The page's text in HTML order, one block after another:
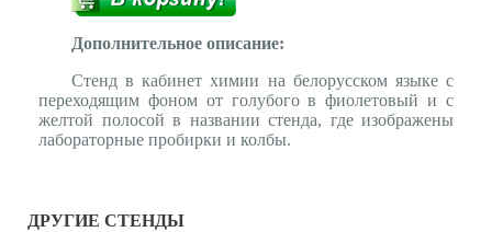
Дополнительное описание:
Стенд в кабинет химии на белорусском языке с
переходящим фоном от голубого в фиолетовый и с
желтой полосой в названии стенда, где изображены
лабораторные пробирки и колбы.
ДРУГИЕ СТЕНДЫ